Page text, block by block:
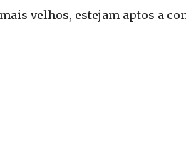
velhos, estejam aptos a